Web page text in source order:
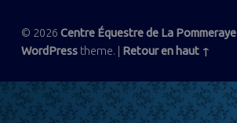
© 2026 Centre Équestre de La Pommeraye
WordPresstheme. Retour en haut ↑